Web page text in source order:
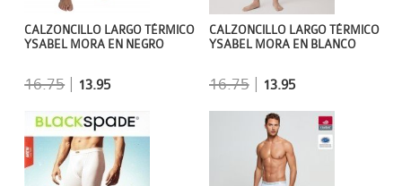
CALZONCILLO LARGO TÉRMICO
YSABEL MORA EN BLANCO
16.75| 13.95
CALZONCILLO LARGO TÉRMICO
YSABEL MORA EN NEGRO
16.75 13.95